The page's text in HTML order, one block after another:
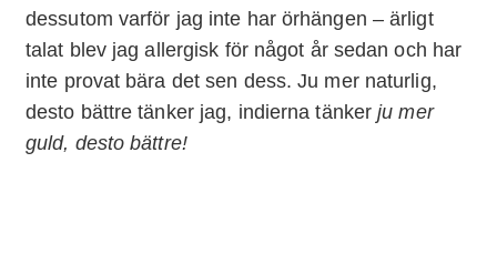
dessutom varför jag inte har örhängen – ärligt
talat blev jag allergisk för något år sedan och har
inte provat bära det sen dess. Ju mer naturlig,
desto bättre tänker jag, indierna tänkerju mer
guld, desto bättre!